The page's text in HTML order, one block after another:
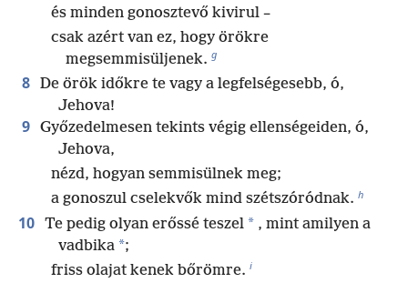
és minden gonosztevő kivirul –
csak azért van ez, hogy örökre
megsemmisüljenek. g
8 De örök időkre te vagy a legfelségesebb, ó,
Jehova!
9 Győzedelmesen tekints végig ellenségeiden, ó,
Jehova,
nézd, hogyan semmisülnek meg;
a gonoszul cselekvők mind szétszóródnak. h
10 Te pedig olyan erőssé teszel * , mint amilyen a
vadbika *;
friss olajat kenek bőrömre. i